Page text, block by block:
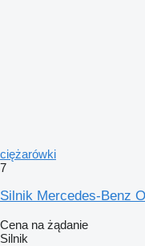
ciężarówki
7
Silnik Mercedes-Benz
Cena na żądanie
Silnik